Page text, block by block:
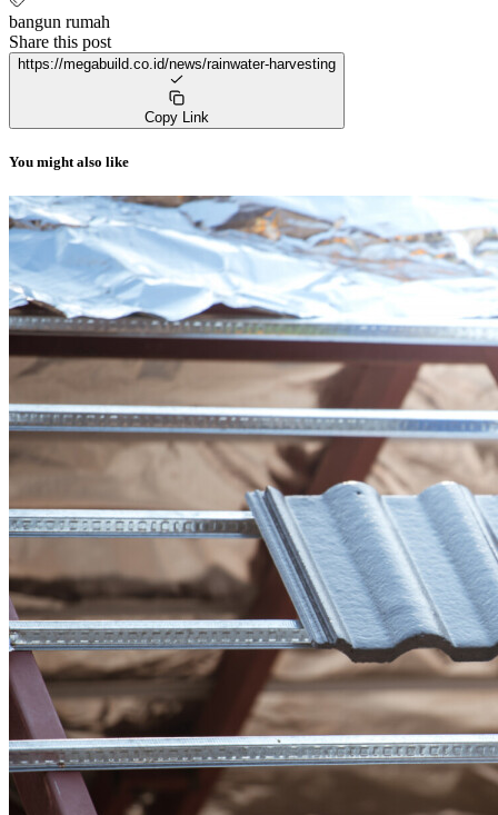
bangun rumah
Share this post
https://megabuild.co.id/news/rainwater-harvesting
Copy Link
You might also like